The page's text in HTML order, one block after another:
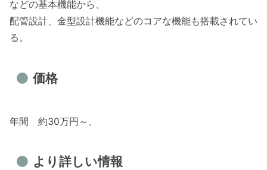
などの基本機能から、
配管設計、金型設計機能などのコアな機能も搭載されてい
る。
価格
年間 約30万円～、
より詳しい情報